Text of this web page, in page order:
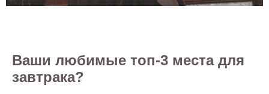
Ваши любимые топ-3 места для
завтрака?